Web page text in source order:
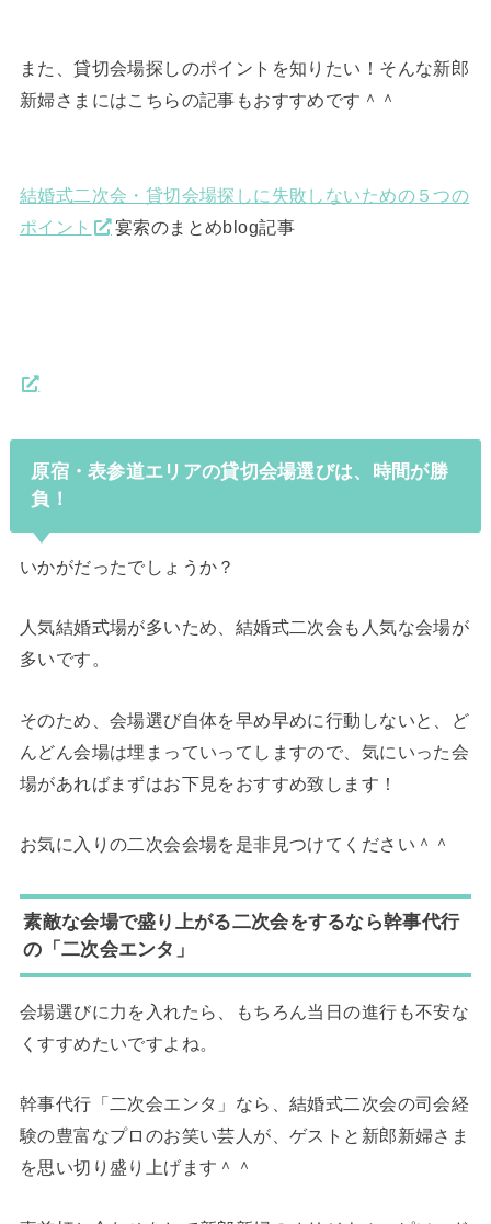
また、貸切会場探しのポイントを知りたい！そんな新郎
新婦さまにはこちらの記事もおすすめです＾＾
結婚式二次会・貸切会場探しに失敗しないための５つの
ポイント
宴索のまとめblog記事
原宿・表参道エリアの貸切会場選びは、時間が勝
負！
いかがだったでしょうか？
人気結婚式場が多いため、結婚式二次会も人気な会場が
多いです。
そのため、会場選び自体を早め早めに行動しないと、ど
んどん会場は埋まっていってしますので、気にいった会
場があればまずはお下見をおすすめ致します！
お気に入りの二次会会場を是非見つけてください＾＾
素敵な会場で盛り上がる二次会をするなら幹事代行
の「二次会エンタ」
会場選びに力を入れたら、もちろん当日の進行も不安な
くすすめたいですよね。
幹事代行「二次会エンタ」なら、結婚式二次会の司会経
験の豊富なプロのお笑い芸人が、ゲストと新郎新婦さま
を思い切り盛り上げます＾＾